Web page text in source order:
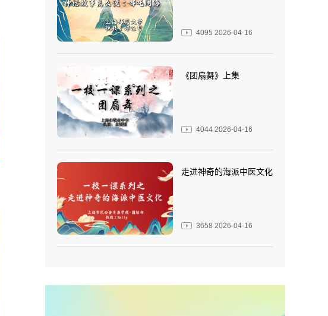
4095 2026-04-16
《团扇舞》上集
4044 2026-04-16
走进神奇的海派中医文化
3658 2026-04-16